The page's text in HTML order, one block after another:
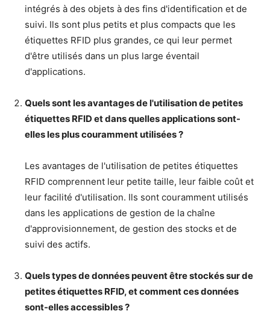
intégrés à des objets à des fins d'identification et de
suivi. Ils sont plus petits et plus compacts que les
étiquettes RFID plus grandes, ce qui leur permet
d'être utilisés dans un plus large éventail
d'applications.
Quels sont les avantages de l'utilisation de petites
étiquettes RFID et dans quelles applications sont-
elles les plus couramment utilisées ?
Les avantages de l'utilisation de petites étiquettes
RFID comprennent leur petite taille, leur faible coût et
leur facilité d'utilisation. Ils sont couramment utilisés
dans les applications de gestion de la chaîne
d'approvisionnement, de gestion des stocks et de
suivi des actifs.
Quels types de données peuvent être stockés sur de
petites étiquettes RFID, et comment ces données
sont-elles accessibles ?